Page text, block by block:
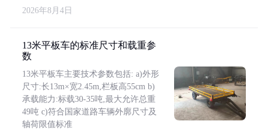
2026年8月4日
13米平板车的标准尺寸和载重参
数
13米平板车主要技术参数包括: a)外形
尺寸:长13m×宽2.45m,栏板高55cm b)
承载能力:标载30-35吨,最大允许总重
49吨 c)符合国家道路车辆外廓尺寸及
轴荷限值标准